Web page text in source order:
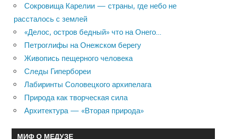
Сокровища Карелии — страны, где небо не
рассталось с землей
«Делос, остров бедный» что на Онего…
Петроглифы на Онежском берегу
Живопись пещерного человека
Следы Гипербореи
Лабиринты Соловецкого архипелага
Природа как творческая сила
Архитектура — «Вторая природа»
МИФ О МЕДУЗЕ